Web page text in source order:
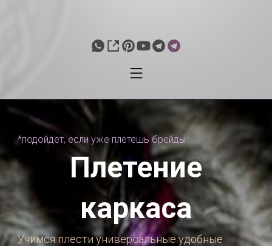
*подойдет, если уже плетешь брейды
Плетение
каркаса
Учимся плести универсальные удобные